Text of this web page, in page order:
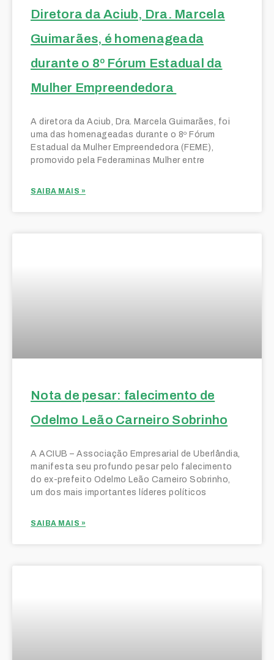
Diretora da Aciub, Dra. Marcela
Guimarães, é homenageada
durante o 8º Fórum Estadual da
Mulher Empreendedora
A diretora da Aciub, Dra. Marcela Guimarães, foi
uma das homenageadas durante o 8º Fórum
Estadual da Mulher Empreendedora (FEME),
promovido pela Federaminas Mulher entre
SAIBA MAIS »
Nota de pesar: falecimento de
Odelmo Leão Carneiro Sobrinho
A ACIUB – Associação Empresarial de Uberlândia,
manifesta seu profundo pesar pelo falecimento
do ex-prefeito Odelmo Leão Carneiro Sobrinho,
um dos mais importantes líderes políticos
SAIBA MAIS »